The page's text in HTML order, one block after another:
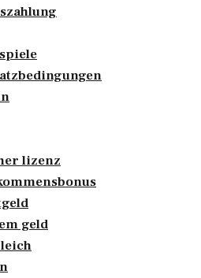
lizenz
geld